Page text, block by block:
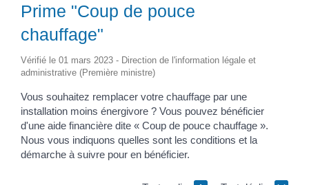
Prime "Coup de pouce
chauffage"
Vérifié le 01 mars 2023 - Direction de l'information légale et
administrative (Première ministre)
Vous souhaitez remplacer votre chauffage par une
installation moins énergivore ? Vous pouvez bénéficier
d'une aide financière dite « Coup de pouce chauffage ».
Nous vous indiquons quelles sont les conditions et la
démarche à suivre pour en bénéficier.